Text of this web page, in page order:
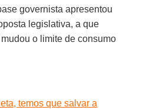
governista apresentou
legislativa, a que
o limite de consumo
temos que salvar a